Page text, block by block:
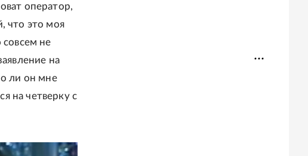
оператор,
что это моя
не
на
ли он мне
на четверку с